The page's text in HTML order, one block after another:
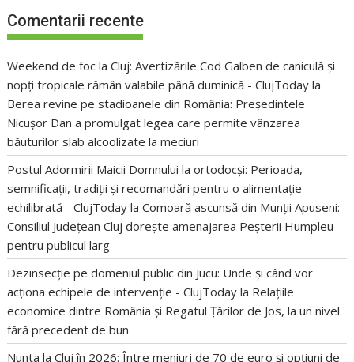
Comentarii recente
Weekend de foc la Cluj: Avertizările Cod Galben de caniculă și
nopți tropicale rămân valabile până duminică - ClujToday la
Berea revine pe stadioanele din România: Președintele
Nicușor Dan a promulgat legea care permite vânzarea
băuturilor slab alcoolizate la meciuri
Postul Adormirii Maicii Domnului la ortodocși: Perioada,
semnificații, tradiții și recomandări pentru o alimentație
echilibrată - ClujToday laComoară ascunsă din Munții Apuseni:
Consiliul Județean Cluj dorește amenajarea Peșterii Humpleu
pentru publicul larg
Dezinsecție pe domeniul public din Jucu: Unde și când vor
acționa echipele de intervenție - ClujToday la Relațiile
economice dintre România și Regatul Țărilor de Jos, la un nivel
fără precedent de bun
Nunta la Cluj în 2026: Între meniuri de 70 de euro și opțiuni de